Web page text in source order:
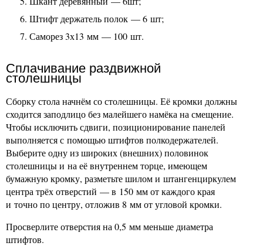
Штифт держатель полок — 6 шт;
Саморез 3х13 мм — 100 шт.
Сплачивание раздвижной
столешницы
Сборку стола начнём со столешницы. Её кромки должны
сходится заподлицо без малейшего намёка на смещение.
Чтобы исключить сдвиги, позиционирование панелей
выполняется с помощью штифтов полкодержателей.
Выберите одну из широких (внешних) половинок
столешницы и на её внутреннем торце, имеющем
бумажную кромку, разметьте шилом и штангенциркулем
центра трёх отверстий — в 150 мм от каждого края
и точно по центру, отложив 8 мм от угловой кромки.
Просверлите отверстия на 0,5 мм меньше диаметра
штифтов.